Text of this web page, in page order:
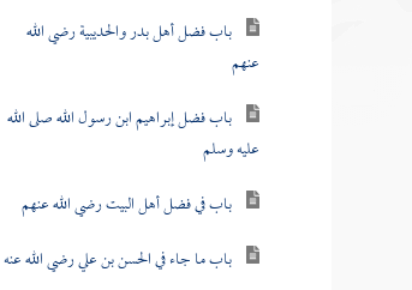
باب فضل أهل بدر والحديبية رضي الله
عنهم
باب فضل إبراهيم ابن رسول الله صلى الله
عليه وسلم
باب في فضل أهل البيت رضي الله عنهم
باب ما جاء في الحسن بن علي رضي الله عنه